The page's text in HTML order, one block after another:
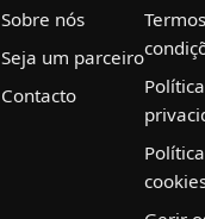
Sobre nós
Seja um parceiro
Contacto